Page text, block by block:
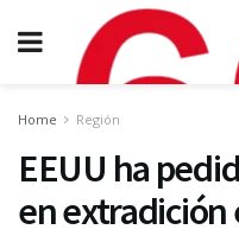
Home Región
EEUU ha
en extradición